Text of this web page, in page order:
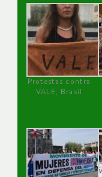
Protestas contra
VALE, Brasil